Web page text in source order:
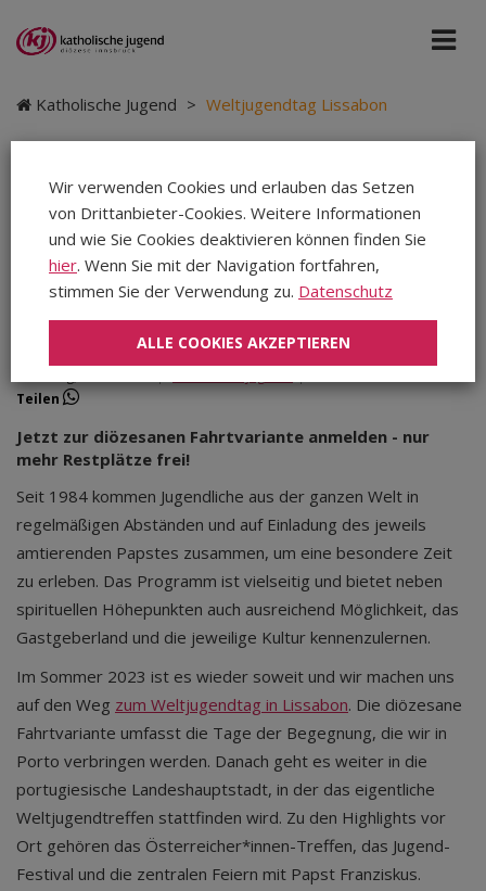
Katholische Jugend > Weltjugendtag Lissabon
Weltjugendtag
Lissabon
Teilen
Jetzt zur diözesanen Fahrtvariante anmelden - nur
mehr Restplätze frei!
Seit 1984 kommen Jugendliche aus der ganzen Welt in
regelmäßigen Abständen und auf Einladung des jeweils
amtierenden Papstes zusammen, um eine besondere Zeit
zu erleben. Das Programm ist vielseitig und bietet neben
spirituellen Höhepunkten auch ausreichend Möglichkeit, das
Gastgeberland und die jeweilige Kultur kennenzulernen.
Im Sommer 2023 ist es wieder soweit und wir machen uns
auf den Weg zum Weltjugendtag in Lissabon. Die diözesane
Fahrtvariante umfasst die Tage der Begegnung, die wir in
Porto verbringen werden. Danach geht es weiter in die
portugiesische Landeshauptstadt, in der das eigentliche
Weltjugendtreffen stattfinden wird. Zu den Highlights vor
Ort gehören das Österreicher*innen-Treffen, das Jugend-
Festival und die zentralen Feiern mit Papst Franziskus.
Wir verwenden Cookies und erlauben das Setzen
von Drittanbieter-Cookies. Weitere Informationen
und wie Sie Cookies deaktivieren können finden Sie
hier. Wenn Sie mit der Navigation fortfahren,
stimmen Sie der Verwendung zu. Datenschutz
ALLE COOKIES AKZEPTIEREN